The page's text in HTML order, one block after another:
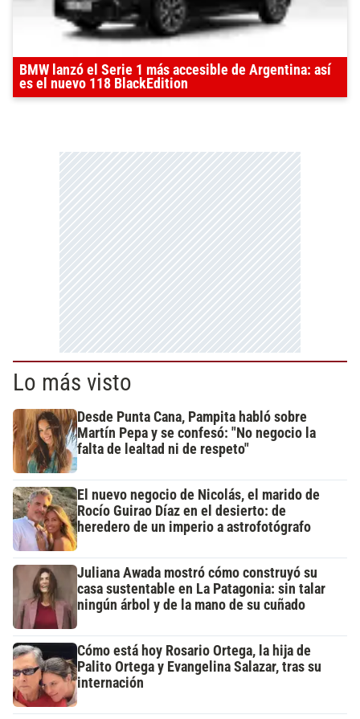
BMW lanzó el Serie 1 más accesible de Argentina: así
es el nuevo 118 BlackEdition
Lo más visto
Desde Punta Cana, Pampita habló sobre
Martín Pepa y se confesó: "No negocio la
falta de lealtad ni de respeto"
El nuevo negocio de Nicolás, el marido de
Rocío Guirao Díaz en el desierto: de
heredero de un imperio a astrofotógrafo
Juliana Awada mostró cómo construyó su
casa sustentable en La Patagonia: sin talar
ningún árbol y de la mano de su cuñado
Cómo está hoy Rosario Ortega, la hija de
Palito Ortega y Evangelina Salazar, tras su
internación